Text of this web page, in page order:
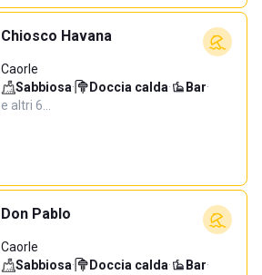
Chiosco Havana
Caorle
Sabbiosa· Doccia calda· Bar·
e altri 6…
Don Pablo
Caorle
Sabbiosa· Doccia calda· Bar·